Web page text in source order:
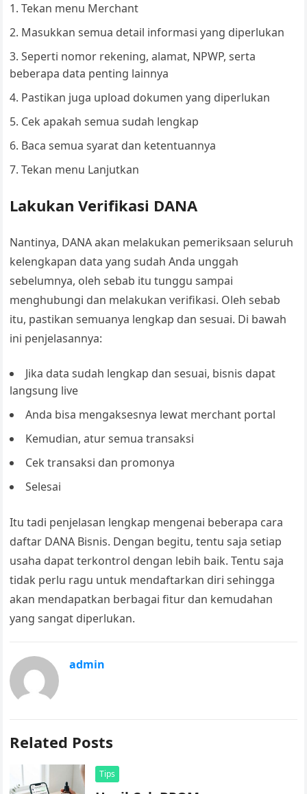
Tekan menu Merchant
Masukkan semua detail informasi yang diperlukan
Seperti nomor rekening, alamat, NPWP, serta
beberapa data penting lainnya
Pastikan juga upload dokumen yang diperlukan
Cek apakah semua sudah lengkap
Baca semua syarat dan ketentuannya
Tekan menu Lanjutkan
Lakukan Verifikasi DANA
Nantinya, DANA akan melakukan pemeriksaan seluruh
kelengkapan data yang sudah Anda unggah
sebelumnya, oleh sebab itu tunggu sampai
menghubungi dan melakukan verifikasi. Oleh sebab
itu, pastikan semuanya lengkap dan sesuai. Di bawah
ini penjelasannya:
Jika data sudah lengkap dan sesuai, bisnis dapat
langsung live
Anda bisa mengaksesnya lewat merchant portal
Kemudian, atur semua transaksi
Cek transaksi dan promonya
Selesai
Itu tadi penjelasan lengkap mengenai beberapa cara
daftar DANA Bisnis. Dengan begitu, tentu saja setiap
usaha dapat terkontrol dengan lebih baik. Tentu saja
tidak perlu ragu untuk mendaftarkan diri sehingga
akan mendapatkan berbagai fitur dan kemudahan
yang sangat diperlukan.
admin
Related Posts
Tips